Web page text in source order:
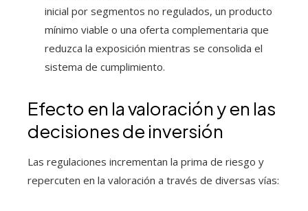
inicial por segmentos no regulados, un producto
mínimo viable o una oferta complementaria que
reduzca la exposición mientras se consolida el
sistema de cumplimiento.
Efecto en la valoración y en las
decisiones de inversión
Las regulaciones incrementan la prima de riesgo y
repercuten en la valoración a través de diversas vías: